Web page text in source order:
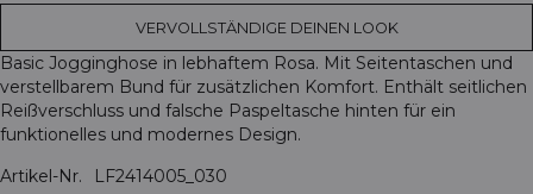
VERVOLLSTÄNDIGE DEINEN LOOK
Basic Jogginghose in lebhaftem Rosa. Mit Seitentaschen und
verstellbarem Bund für zusätzlichen Komfort. Enthält seitlichen
Reißverschluss und falsche Paspeltasche hinten für ein
funktionelles und modernes Design.
Artikel-Nr.
LF2414005_030